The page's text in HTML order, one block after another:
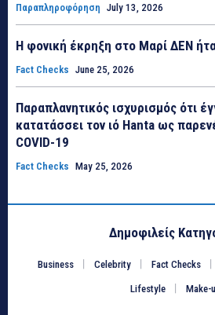
Παραπληροφόρηση July 13, 2026
Η φονική έκρηξη στο Μαρί ΔΕΝ
Fact Checks June 25, 2026
Παραπλανητικός ισχυρισμός ότι
κατατάσσει τον ιό Hanta ως
COVID-19
Fact Checks May 25, 2026
Δημοφιλείς
Business Celebrity Fact Checks
Lifestyle Make-